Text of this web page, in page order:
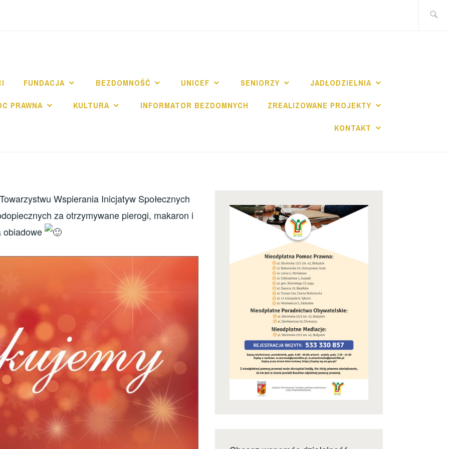
SPE SALVI
FUNDACJA BEZDOMNOŚĆ UNICEF SENIORZY JADŁODZIELNIA
PRAWNA KULTURA INFORMATOR BEZDOMNYCH ZREALIZOWANE PROJEKTY
KONTAKT
Wspierania Inicjatyw Społecznych
za otrzymywane pierogi, makaron i
obiadowe